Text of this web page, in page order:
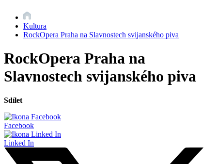
Kultura
RockOpera Praha na Slavnostech svijanského piva
RockOpera Praha na
Slavnostech svijanského piva
Sdílet
Facebook
Linked In